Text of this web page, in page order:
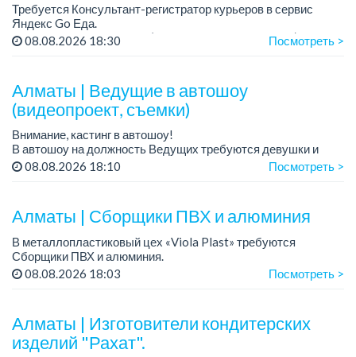
Требуется Консультант-регистратор курьеров в сервис
Яндекс Go Еда.
Условия: работа в офисе (Абылай хана - Макатаева).
08.08.2026 18:30 Посмотреть >
Алматы | Ведущие в автошоу
(видеопроект, съемки)
Внимание, кастинг в автошоу!
В автошоу на должность Ведущих требуются девушки и
парни. А также авто эксперты и авто перекупы.
08.08.2026 18:10 Посмотреть >
Алматы | Сборщики ПВХ и алюминия
В металлопластиковый цех «Viola Plast» требуются
Сборщики ПВХ и алюминия.
График работы: 5/2, с 08.00 до 17.00.
08.08.2026 18:03 Посмотреть >
Алматы | Изготовители кондитерских
изделий "Рахат".